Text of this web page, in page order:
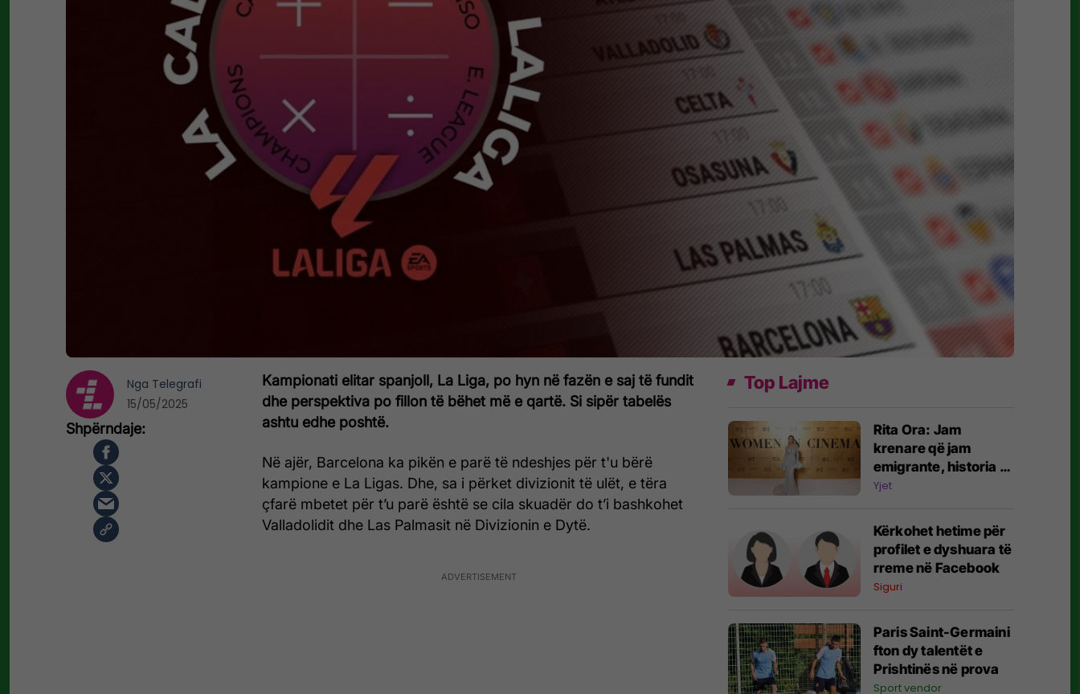
Kampionati elitar spanjoll, La Liga, po hyn në fazën e saj të fundit
dhe perspektiva po fillon të bëhet më e qartë. Si sipër tabelës
ashtu edhe poshtë.
Në ajër, Barcelona ka pikën e parë të ndeshjes për t'u bërë
kampione e La Ligas. Dhe, sa i përket divizionit të ulët, e tëra
çfarë mbetet për t’u parë është se cila skuadër do t’i bashkohet
Valladolidit dhe Las Palmasit në Divizionin e Dytë.
Nga Telegrafi
15/05/2025
Top Lajme
Rita Ora: Jam
krenare që jam
emigrante, historia e
familjes sime më ka
Yjet
Kërkohet hetime për
profilet e dyshuara të
rreme në Facebook
Siguri
Paris Saint-Germaini
fton dy talentët e
Prishtinës në prova
Sport vendor